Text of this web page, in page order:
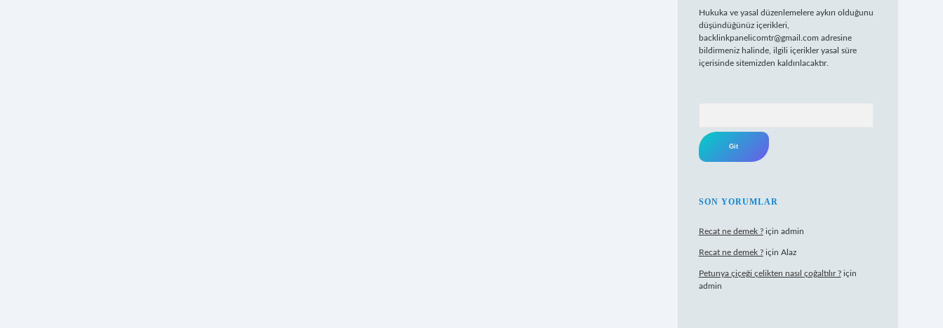
Hukuka ve yasal düzenlemelere aykırı olduğunu
düşündüğünüz içerikleri,
backlinkpanelicomtr@gmail.com adresine
bildirmeniz halinde, ilgili içerikler yasal süre
içerisinde sitemizden kaldırılacaktır.
SON YORUMLAR
Recat ne demek ?için admin
Recat ne demek ?için Alaz
Petunya çiçeği çelikten nasıl çoğaltılır ?için
admin